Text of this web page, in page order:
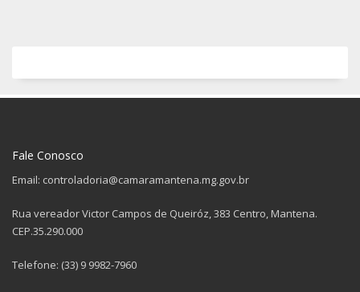
Fale Conosco
Email: controladoria@camaramantena.mg.gov.br
Rua vereador Victor Campos de Queiróz, 383 Centro, Mantena.
CEP.35.290.000
Telefone: (33) 9 9982-7960